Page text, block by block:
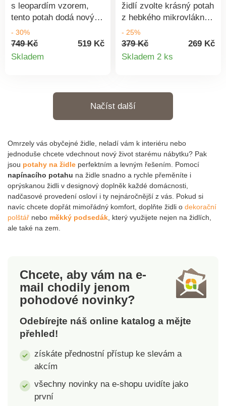
s leopardím vzorem,
tento potah dodá nový
vzhled každé židli. Z
pružného žakáru s
leopardím vzorem a
Rychle se natáhne a
Španělsku. Lze prát v
- 30%
749 Kč
519 Kč
Skladem
židlí zvolte krásný potah
z hebkého mikrovlákna.
Pro celopotažení včetně
zádově opěrky, sedáku
a horní části nohou
textilní výrobky, které
byly podrobeny
laboratorním testům na
škodlivých látek a
výrobek je bezpečný
nad rámec platných
norem. Pro ochranu
životního prostředí
doporučujeme prát na 30
°C a sušit na vzduchu.
- 25%
379 Kč
269 Kč
Skladem 2 ks
Načíst další
Omrzely vás obyčejné židle, neladí vám k interiéru nebo
jednoduše chcete vdechnout nový život starému nábytku? Pak
jsou potahy na židle perfektním a levným řešením. Pomocí
napínacího potahu na židle snadno a rychle přeměníte i
oprýskanou židli v designový doplněk každé domácnosti,
nadčasové provedení osloví i ty nejnáročnější z vás. Pokud si
navíc chcete dopřát mimořádný komfort, doplňte židli o dekorační
polštář nebo měkký podsedák , který využijete nejen na židlích,
ale také na zem.
Chcete, aby vám na e-
mail chodily jenom
pohodové novinky?
Odebírejte náš online katalog a mějte
přehled!
získáte přednostní přístup ke slevám a
akcím
všechny novinky na e-shopu uvidíte jako
první